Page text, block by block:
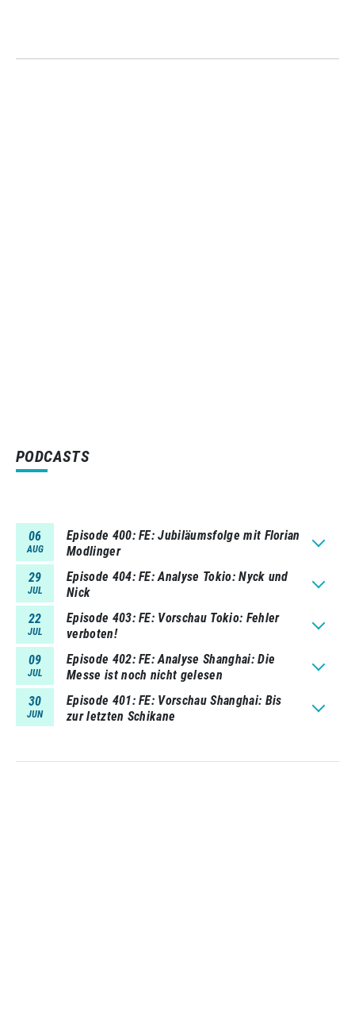
PODCASTS
06
AUG
Episode 400 FE: Jubiläumsfolge mit Florian
Modlinger
29
JUL
Episode 404 FE: Analyse Tokio: Nyck und
Nick
22
JUL
Episode 403 FE: Vorschau Tokio: Fehler
verboten!
09
JUL
Episode 402 FE: Analyse Shanghai: Die
Messe ist noch nicht gelesen
30
JUN
Episode 401 FE: Vorschau Shanghai: Bis
zur letzten Schikane